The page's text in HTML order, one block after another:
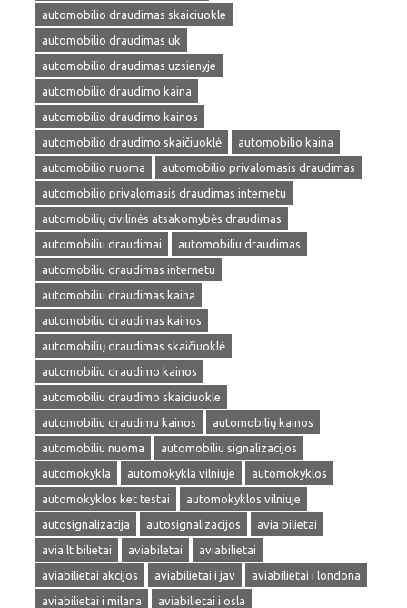
automobilio draudimas skaiciuokle
automobilio draudimas uk
automobilio draudimas uzsienyje
automobilio draudimo kaina
automobilio draudimo kainos
automobilio draudimo skaičiuoklė
automobilio kaina
automobilio nuoma
automobilio privalomasis draudimas
automobilio privalomasis draudimas internetu
automobilių civilinės atsakomybės draudimas
automobiliu draudimai
automobiliu draudimas
automobiliu draudimas internetu
automobiliu draudimas kaina
automobiliu draudimas kainos
automobilių draudimas skaičiuoklė
automobiliu draudimo kainos
automobiliu draudimo skaiciuokle
automobiliu draudimu kainos
automobilių kainos
automobiliu nuoma
automobiliu signalizacijos
automokykla
automokykla vilniuje
automokyklos
automokyklos ket testai
automokyklos vilniuje
autosignalizacija
autosignalizacijos
avia bilietai
avia.lt bilietai
aviabiletai
aviabilietai
aviabilietai akcijos
aviabilietai i jav
aviabilietai i londona
aviabilietai i milana
aviabilietai i osla